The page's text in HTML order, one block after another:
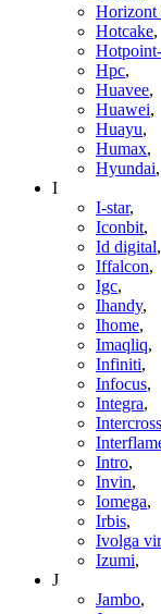
Horizont
Hotcake,
Hpc,
Huavee,
Huawei,
Huayu,
Humax,
Hyundai,
I
I-star,
Iconbit,
Id digital,
Iffalcon,
Igc,
Ihandy,
Ihome,
Imaqliq,
Infiniti,
Infocus,
Integra,
Intercross
Intro,
Invin,
Iomega,
Irbis,
Ivolga
Izumi,
J
Jambo,